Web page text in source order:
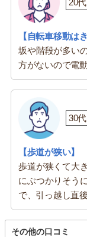
【自転車移動は
坂や階段が多い
方がないので電
30代
【歩道が狭い】
歩道が狭くて大
にぶつかりそう
で、引っ越し直
その他の口コミ